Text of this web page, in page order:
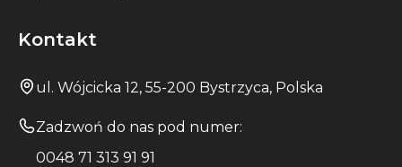
Kontakt
ul. Wójcicka 12, 55-200 Bystrzyca, Polska
Zadzwoń do nas pod numer:
0048 71 313 91 91